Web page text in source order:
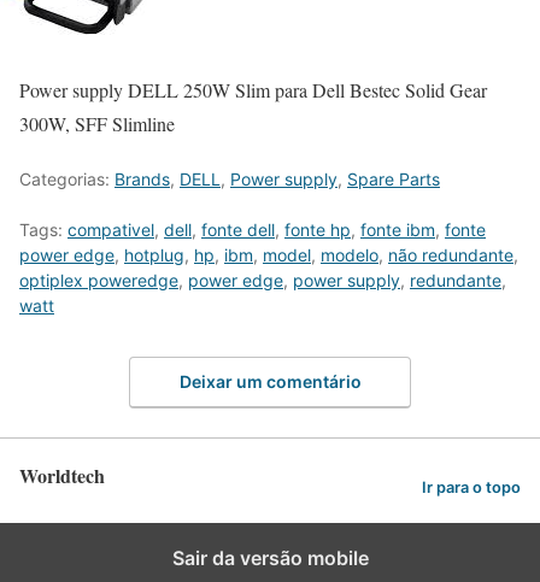
Power supply DELL 250W Slim para Dell Bestec Solid Gear
300W, SFF Slimline
Categorias: Brands, DELL , Power supply, Spare Parts
Tags: compativel, dell, fonte dell, fonte hp, fonte ibm, fonte
power edge, hotplug, hp, ibm, model, modelo, não redundante,
optiplex poweredge, power edge, power supply, redundante,
watt
Deixar um comentário
Worldtech Ir para o topo
Sair da versão mobile